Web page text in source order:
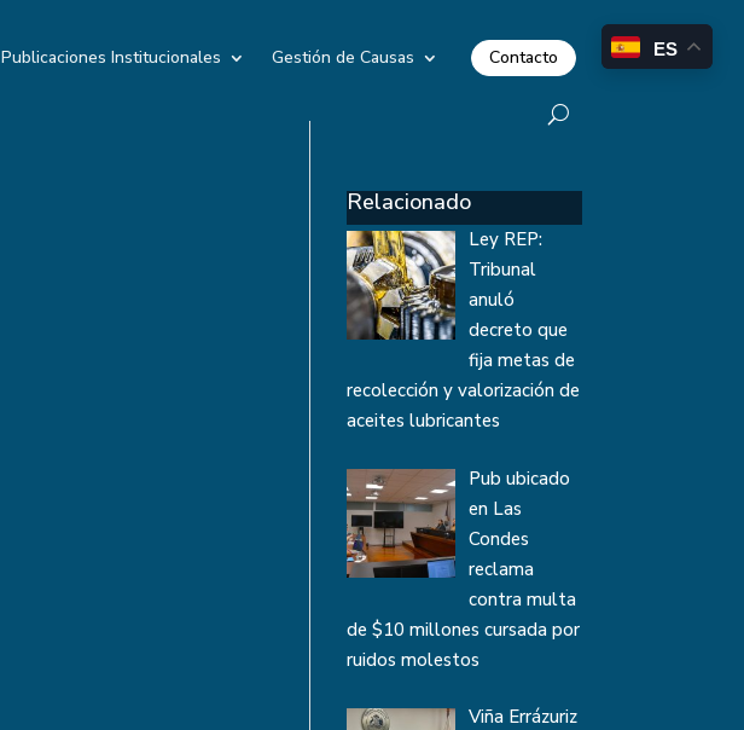
Publicaciones Institucionales Gestión de Causas Contacto
Relacionado
Ley REP:
Tribunal
anuló
decreto que
fija metas de
recolección y valorización de
aceites lubricantes
Pub ubicado
en Las
Condes
reclama
contra multa
de $10 millones cursada por
ruidos molestos
Viña Errázuriz
ES